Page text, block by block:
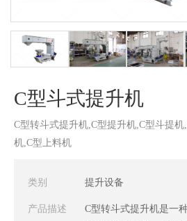
C型斗式提升机
C型转斗式提升机,C型提升机,C型斗提
机,C型上料机
类别 提升设备
产品描述
C型转斗式提升机是一